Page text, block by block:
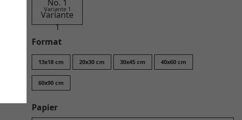
Variante 1
Format
13x18 cm 20x30 cm 30x45 cm 40x60 cm
60x90 cm
Papier